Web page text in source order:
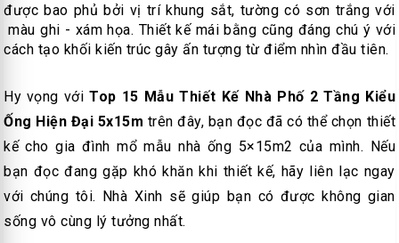
được bao phủ bởi vị trí khung sắt, tường có sơn trắng với
màu ghi - xám họa. Thiết kế mái bằng cũng đáng chú ý với
cách tạo khối kiến trúc gây ấn tượng từ điểm nhìn đầu tiên.
Hy vọng vớiTop 15 Mẫu Thiết Kế Nhà Phố 2 Tầng Kiểu
Ống Hiện Đại 5x15m trên đây, bạn đọc đã có thể chọn thiết
kế cho gia đình mổ mẫu nhà ống 5×15m2 của mình. Nếu
bạn đọc đang gặp khó khăn khi thiết kế, hãy liên lạc ngay
với chúng tôi. Nhà Xinh sẽ giúp bạn có được không gian
sống vô cùng lý tưởng nhất.